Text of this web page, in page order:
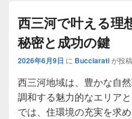
西三河で叶える理
秘密と成功の鍵
2026年6月9日 に Bucciaratiが投稿
西三河地域は、豊かな自
調和する魅力的なエリア
では、住環境の充実を求